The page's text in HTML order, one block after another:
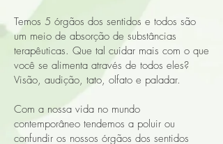
Temos 5 órgãos dos sentidos e todos são
um meio de absorção de substâncias
terapêuticas. Que tal cuidar mais com o que
você se alimenta através de todos eles?
Visão, audição, tato, olfato e paladar.
Com a nossa vida no mundo
contemporâneo tendemos a poluir ou
confundir os nossos órgãos dos sentidos